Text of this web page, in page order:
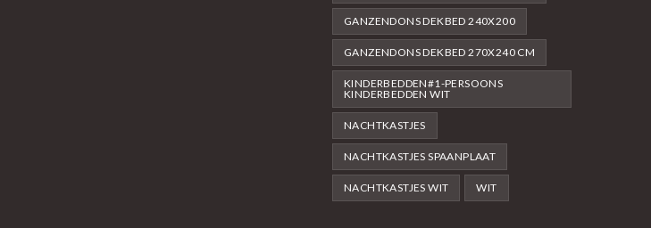
GANZENDONS DEKBED 240X200
GANZENDONS DEKBED 270X240 CM
KINDERBEDDEN#1-PERSOONS
KINDERBEDDEN WIT
NACHTKASTJES
NACHTKASTJES SPAANPLAAT
NACHTKASTJES WIT WIT